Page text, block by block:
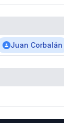
Juan Corbalán